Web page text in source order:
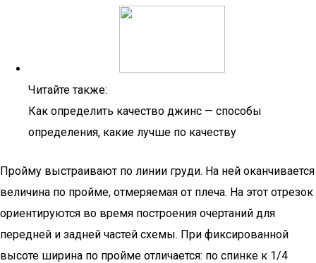
Читайте также:
Как определить качество джинс — способы
определения, какие лучше по качеству
Пройму выстраивают по линии груди. На ней оканчивается
величина по пройме, отмеряемая от плеча. На этот отрезок
ориентируются во время построения очертаний для
передней и задней частей схемы. При фиксированной
высоте ширина по пройме отличается: по спинке к 1/4